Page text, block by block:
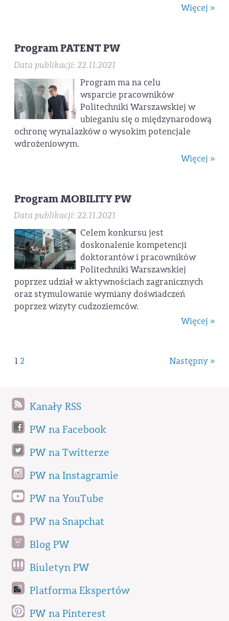
Więcej »
Program PATENT PW
Data publikacji: 22.11.2021
Program ma na celu
wsparcie pracowników
Politechniki Warszawskiej w
ubieganiu się o międzynarodową
ochronę wynalazków o wysokim potencjale
wdrożeniowym.
Więcej »
Program MOBILITY PW
Data publikacji: 22.11.2021
Celem konkursu jest
doskonalenie kompetencji
doktorantów i pracowników
Politechniki Warszawskiej
poprzez udział w aktywnościach zagranicznych
oraz stymulowanie wymiany doświadczeń
poprzez wizyty cudzoziemców.
Więcej »
Następny »
1 2
Kanały RSS
PW na Facebook
PW na Twitterze
PW na Instagramie
PW na YouTube
PW na Snapchat
Blog PW
Biuletyn PW
Platforma Ekspertów
PW na Pinterest